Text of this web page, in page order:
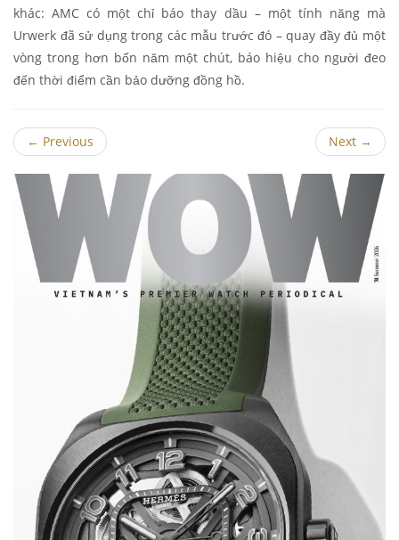
khác: AMC có một chỉ báo thay dầu – một tính năng mà
Urwerk đã sử dụng trong các mẫu trước đó – quay đầy đủ một
vòng trong hơn bốn năm một chút, báo hiệu cho người đeo
đến thời điểm cần bảo dưỡng đồng hồ.
← Previous Next →